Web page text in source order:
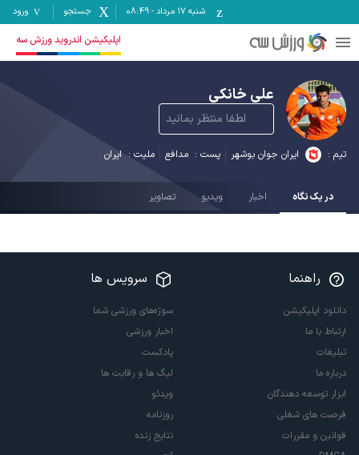
شنبه ۱۷ مرداد -
08:49 جستجو ورود
اپلیکیشن اندروید ورزش سه
علی خانکی
لطفا منتظر بمانید
تیم : ایران جوان بوشهر پست : مدافع ملیت : ایران
در یک نگاه اخبار ویدیو تصاویر
راهنما
دانلود اپلیکیشن
ارتباط با ما
تبلیغات
درباره ما
ابزار توسعه دهندگان
فرصت های شغلی
قوانین و مقررات
سرویس ها
سوژه‌های ورزشی شما
اخبار ورزشی
پادکست
لیگ ها و رقابت ها
ویدئو
روزنامه
نتایج زنده